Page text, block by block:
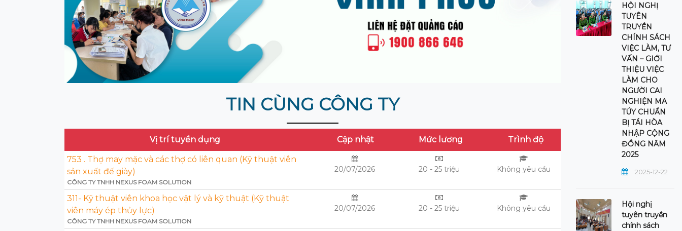
TIN CÙNG CÔNG TY
Vị trí tuyển dụng Cập nhật Mức lương Trình độ
753 . Thợ may mặc và các thợ có liên quan (Kỹ thuật viên
sản xuất đế giày)
CÔNG TY TNHH NEXUS FOAM SOLUTION
20/07/2026 20 - 25 triệu Không yêu cầu
311- Kỹ thuật viên khoa học vật lý và kỹ thuật (Kỹ thuật
viên máy ép thủy lực)
CÔNG TY TNHH NEXUS FOAM SOLUTION
20/07/2026 20 - 25 triệu Không yêu cầu
HỘI NGHỊ
TUYÊN
TRUYỀN
CHÍNH SÁCH
VIỆC LÀM, TƯ
VẤN – GIỚI
THIỆU VIỆC
LÀM CHO
NGƯỜI CAI
NGHIỆN MA
TÚY CHUẨN
BỊ TÁI HÒA
NHẬP CỘNG
ĐỒNG NĂM
2025
2025-12-22
Hội nghị
tuyên truyền
chính sách